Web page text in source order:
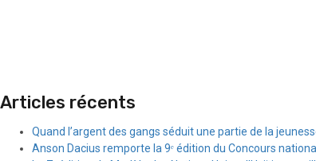
Articles récents
Quand l’argent des gangs séduit une partie de la
Anson Dacius remporte la 9ᵉ édition du Concours